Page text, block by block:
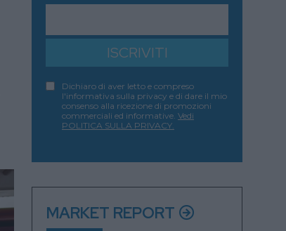
ISCRIVITI
Dichiaro di aver letto e compreso
l'informativa sulla privacy e di dare il mio
consenso alla ricezione di promozioni
commerciali ed informative. Vedi
POLITICA SULLA PRIVACY.
MARKET REPORT